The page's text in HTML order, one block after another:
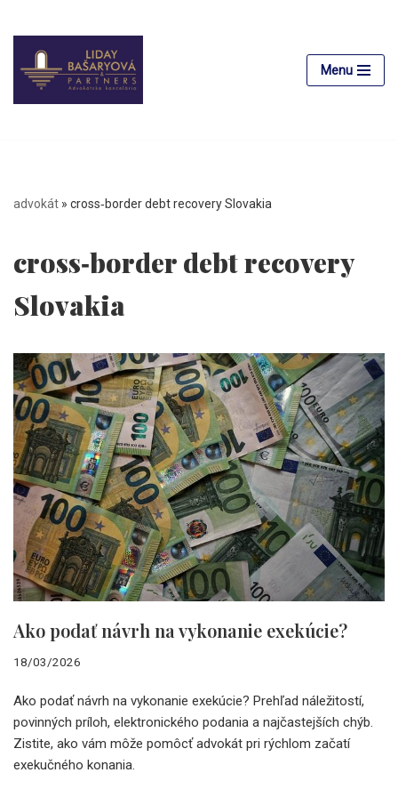
Preskočiť
na
obsah
Menu
advokát » cross‑border debt recovery Slovakia
cross‑border debt recovery
Slovakia
Ako podať návrh na vykonanie exekúcie?
18/03/2026
Ako podať návrh na vykonanie exekúcie? Prehľad náležitostí,
povinných príloh, elektronického podania a najčastejších chýb.
Zistite, ako vám môže pomôcť advokát pri rýchlom začatí
exekučného konania.